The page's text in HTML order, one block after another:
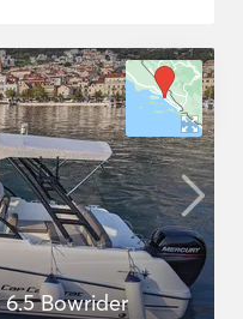
Bowrider